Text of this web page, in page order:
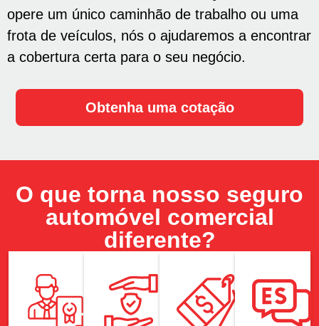
opere um único caminhão de trabalho ou uma
frota de veículos, nós o ajudaremos a encontrar
a cobertura certa para o seu negócio.
Obtenha uma cotação
O que torna nosso seguro
automóvel comercial
diferente?